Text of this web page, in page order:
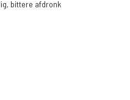
bittere afdronk